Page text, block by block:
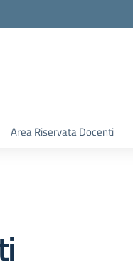
Area Riservata Docenti